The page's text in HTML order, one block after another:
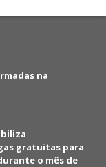
na
gratuitas para
o mês de